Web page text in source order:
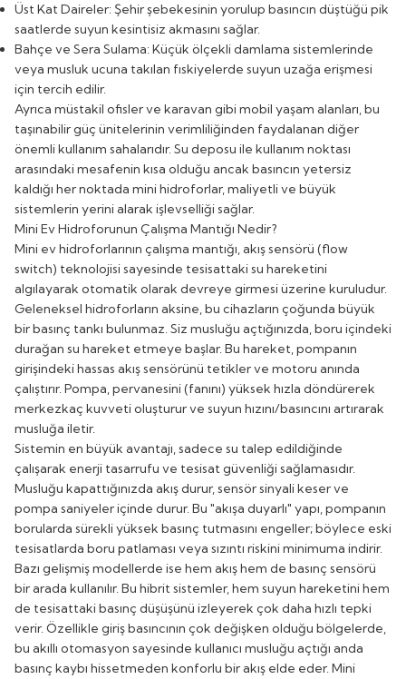
Üst Kat Daireler: Şehir şebekesinin yorulup basıncın düştüğü pik
saatlerde suyun kesintisiz akmasını sağlar.
Bahçe ve Sera Sulama: Küçük ölçekli damlama sistemlerinde
veya musluk ucuna takılan fıskiyelerde suyun uzağa erişmesi
için tercih edilir.
Ayrıca müstakil ofisler ve karavan gibi mobil yaşam alanları, bu
taşınabilir güç ünitelerinin verimliliğinden faydalanan diğer
önemli kullanım sahalarıdır. Su deposu ile kullanım noktası
arasındaki mesafenin kısa olduğu ancak basıncın yetersiz
kaldığı her noktada mini hidroforlar, maliyetli ve büyük
sistemlerin yerini alarak işlevselliği sağlar.
Mini Ev Hidroforunun Çalışma Mantığı Nedir?
Mini ev hidroforlarının çalışma mantığı, akış sensörü (flow
switch) teknolojisi sayesinde tesisattaki su hareketini
algılayarak otomatik olarak devreye girmesi üzerine kuruludur.
Geleneksel hidroforların aksine, bu cihazların çoğunda büyük
bir basınç tankı bulunmaz. Siz musluğu açtığınızda, boru içindeki
durağan su hareket etmeye başlar. Bu hareket, pompanın
girişindeki hassas akış sensörünü tetikler ve motoru anında
çalıştırır. Pompa, pervanesini (fanını) yüksek hızla döndürerek
merkezkaç kuvveti oluşturur ve suyun hızını/basıncını artırarak
musluğa iletir.
Sistemin en büyük avantajı, sadece su talep edildiğinde
çalışarak enerji tasarrufu ve tesisat güvenliği sağlamasıdır.
Musluğu kapattığınızda akış durur, sensör sinyali keser ve
pompa saniyeler içinde durur. Bu "akışa duyarlı" yapı, pompanın
borularda sürekli yüksek basınç tutmasını engeller; böylece eski
tesisatlarda boru patlaması veya sızıntı riskini minimuma indirir.
Bazı gelişmiş modellerde ise hem akış hem de basınç sensörü
bir arada kullanılır. Bu hibrit sistemler, hem suyun hareketini hem
de tesisattaki basınç düşüşünü izleyerek çok daha hızlı tepki
verir. Özellikle giriş basıncının çok değişken olduğu bölgelerde,
bu akıllı otomasyon sayesinde kullanıcı musluğu açtığı anda
basınç kaybı hissetmeden konforlu bir akış elde eder. Mini